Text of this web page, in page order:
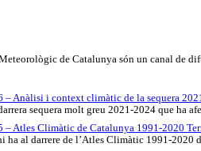
de Catalunya són un canal de
– Anàlisi i context climàtic de la sequera
sequera molt greu 2021-2024 que ha
– Atles Climàtic de Catalunya 1991-2020
ha al darrere de l’Atles Climàtic 1991-2020